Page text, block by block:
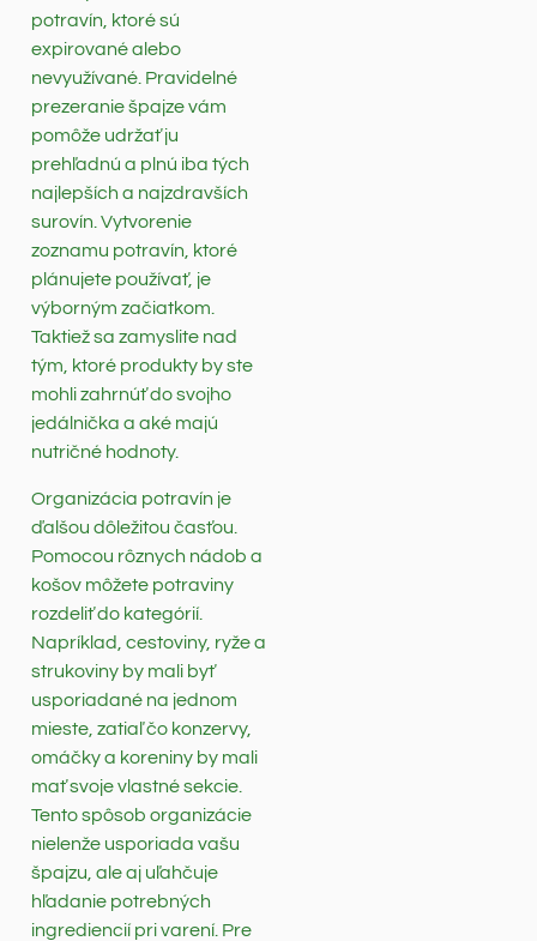
potravín, ktoré sú
expirované alebo
nevyužívané. Pravidelné
prezeranie špajze vám
pomôže udržať ju
prehľadnú a plnú iba tých
najlepších a najzdravších
surovín. Vytvorenie
zoznamu potravín, ktoré
plánujete používať, je
výborným začiatkom.
Taktiež sa zamyslite nad
tým, ktoré produkty by ste
mohli zahrnúť do svojho
jedálnička a aké majú
nutričné hodnoty.
Organizácia potravín je
ďalšou dôležitou časťou.
Pomocou rôznych nádob a
košov môžete potraviny
rozdeliť do kategórií.
Napríklad, cestoviny, ryže a
strukoviny by mali byť
usporiadané na jednom
mieste, zatiaľ čo konzervy,
omáčky a koreniny by mali
mať svoje vlastné sekcie.
Tento spôsob organizácie
nielenže usporiada vašu
špajzu, ale aj uľahčuje
hľadanie potrebných
ingrediencií pri varení. Pre